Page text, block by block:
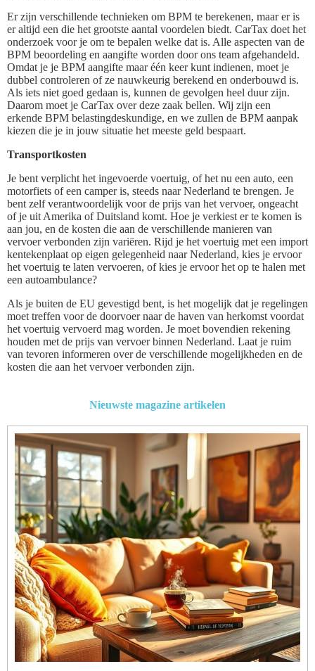
Er zijn verschillende technieken om BPM te berekenen, maar er is
er altijd een die het grootste aantal voordelen biedt. CarTax doet het
onderzoek voor je om te bepalen welke dat is. Alle aspecten van de
BPM beoordeling en aangifte worden door ons team afgehandeld.
Omdat je je BPM aangifte maar één keer kunt indienen, moet je
dubbel controleren of ze nauwkeurig berekend en onderbouwd is.
Als iets niet goed gedaan is, kunnen de gevolgen heel duur zijn.
Daarom moet je CarTax over deze zaak bellen. Wij zijn een
erkende BPM belastingdeskundige, en we zullen de BPM aanpak
kiezen die je in jouw situatie het meeste geld bespaart.
Transportkosten
Je bent verplicht het ingevoerde voertuig, of het nu een auto, een
motorfiets of een camper is, steeds naar Nederland te brengen. Je
bent zelf verantwoordelijk voor de prijs van het vervoer, ongeacht
of je uit Amerika of Duitsland komt. Hoe je verkiest er te komen is
aan jou, en de kosten die aan de verschillende manieren van
vervoer verbonden zijn variëren. Rijd je het voertuig met een import
kentekenplaat op eigen gelegenheid naar Nederland, kies je ervoor
het voertuig te laten vervoeren, of kies je ervoor het op te halen met
een autoambulance?
Als je buiten de EU gevestigd bent, is het mogelijk dat je regelingen
moet treffen voor de doorvoer naar de haven van herkomst voordat
het voertuig vervoerd mag worden. Je moet bovendien rekening
houden met de prijs van vervoer binnen Nederland. Laat je ruim
van tevoren informeren over de verschillende mogelijkheden en de
kosten die aan het vervoer verbonden zijn.
Nieuwste magazine artikelen